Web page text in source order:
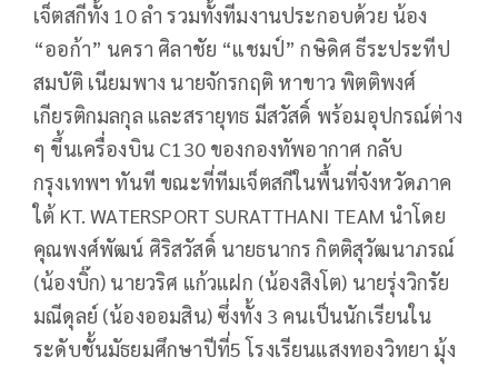
เจ็ตสกีทั้ง 10 ลำ รวมทั้งทีมงานประกอบด้วย น้อง
“ออก้า” นครา ศิลาชัย “แชมป์” กษิดิศ ธีระประทีป
สมบัติ เนียมพาง นายจักรกฤติ หาขาว พิตติพงศ์
เกียรติกมลกุล และสรายุทธ มีสวัสดิ์ พร้อมอุปกรณ์ต่าง
ๆ ขึ้นเครื่องบิน C130 ของกองทัพอากาศ กลับ
กรุงเทพฯ ทันที ขณะที่ทีมเจ็ตสกีในพื้นที่จังหวัดภาค
ใต้ KT. WATERSPORT SURATTHANI TEAM นำโดย
คุณพงศ์พัฒน์ ศิริสวัสดิ์ นายธนากร กิตติสุวัฒนาภรณ์
(น้องบิ๊ก) นายวริศ แก้วแฝก (น้องสิงโต) นายรุ่งวิกรัย
มณีดุลย์ (น้องออมสิน) ซึ่งทั้ง 3 คนเป็นนักเรียนใน
ระดับชั้นมัธยมศึกษาปีที่5 โรงเรียนแสงทองวิทยา มุ้ง